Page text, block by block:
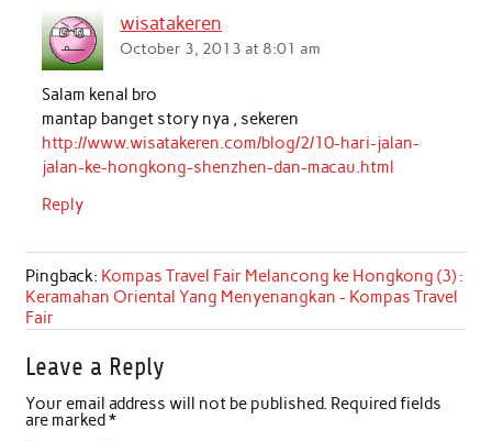
wisatakeren
October 3, 2013 at 8:01 am
Salam kenal bro
mantap banget story nya , sekeren
http://www.wisatakeren.com/blog/2/10-hari-jalan-
jalan-ke-hongkong-shenzhen-dan-macau.html
Reply
Pingback: Kompas Travel Fair Melancong ke Hongkong (3) :
Keramahan Oriental Yang Menyenangkan - Kompas Travel
Fair
Leave a Reply
Your email address will not be published. Required fields
are marked*